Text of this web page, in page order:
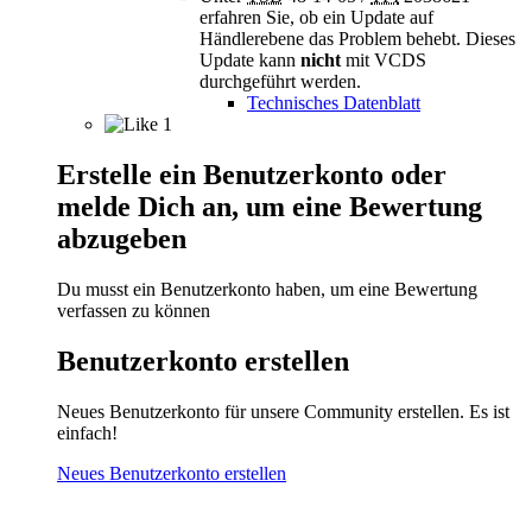
erfahren Sie, ob ein Update auf
Händlerebene das Problem behebt. Dieses
Update kann nicht mit VCDS
durchgeführt werden.
Technisches Datenblatt
1
Erstelle ein Benutzerkonto oder
melde Dich an, um eine Bewertung
abzugeben
Du musst ein Benutzerkonto haben, um eine Bewertung
verfassen zu können
Benutzerkonto erstellen
Neues Benutzerkonto für unsere Community erstellen. Es ist
einfach!
Neues Benutzerkonto erstellen